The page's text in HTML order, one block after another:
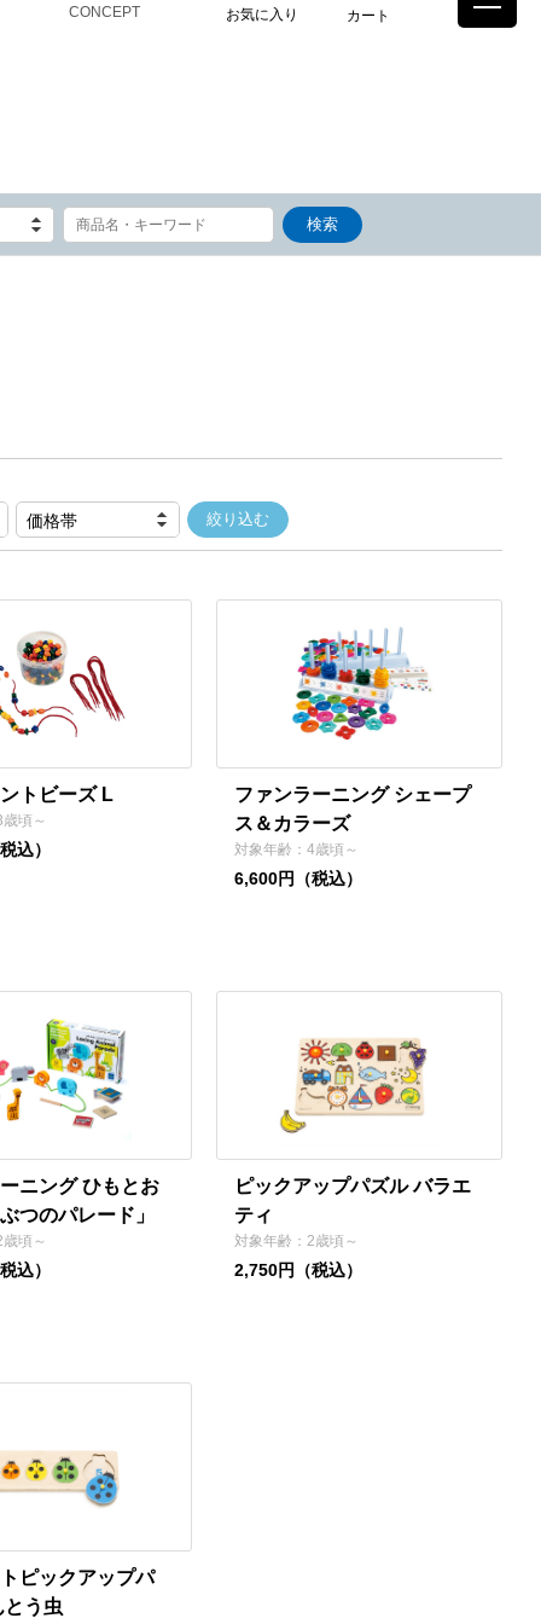
CONCEPT お気に入り カート
価格帯
トビーズ L
頃～
込）
ファンラーニング シェープ
ス＆カラーズ
対象年齢：4歳頃～
6,600円（税込）
ニング ひもとお
つのパレード」
頃～
込）
ピックアップパズル バラエ
ティ
対象年齢：2歳頃～
2,750円（税込）
ピックアップパ
とう虫